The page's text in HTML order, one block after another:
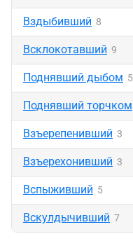
Вздыбивший 8
Всклокотавший 9
Поднявший дыбом 5
Поднявший торчком
Взъерепенивший 3
Взъерехонивший 3
Вспыживший 5
Вскулдычивший 7